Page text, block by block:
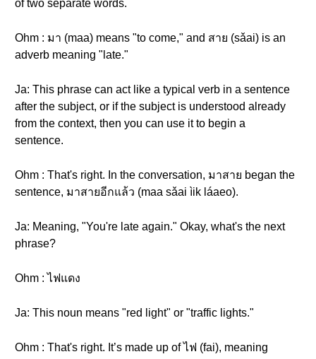
of two separate words.
Ohm : มา (maa) means "to come," and สาย (sǎai) is an
adverb meaning "late."
Ja: This phrase can act like a typical verb in a sentence
after the subject, or if the subject is understood already
from the context, then you can use it to begin a
sentence.
Ohm : That's right. In the conversation, มาสาย began the
sentence, มาสายอีกแล้ว (maa sǎai ìik láaeo).
Ja: Meaning, "You're late again." Okay, what's the next
phrase?
Ohm : ไฟแดง
Ja: This noun means "red light" or "traffic lights."
Ohm : That's right. It’s made up of ไฟ (fai), meaning